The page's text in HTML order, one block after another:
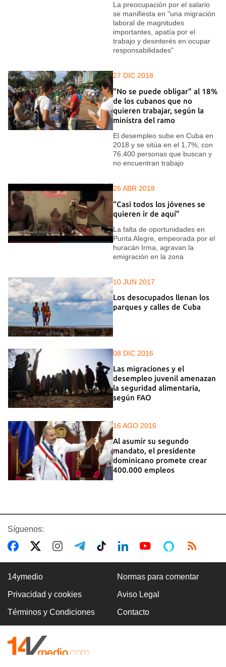
La preocupación por el salario
se manifiesta en "una migración
laboral de magnitudes
importantes, apatía por el
trabajo y desinterés en ocupar
responsabilidades"
27 DIC 2018
"No se puede obligar" al 18%
de los cubanos que no
quieren trabajar, según la
ministra del ramo
El desempleo sube en Cuba en
2018 y se sitúa en el 1,7%, con
76.400 personas que buscan y
no encuentran trabajo
26 ABR 2018
“Casi todos los jóvenes se
quieren ir de aquí”
La falta de oportunidades en
Punta Alegre, empeorada por el
huracán Irma, agravan la
emigración en la zona
10 JUN 2017
Los desocupados llenan los
parques y calles de Cuba
08 DIC 2016
Las migraciones y el
desempleo juvenil amenazan
la seguridad alimentaria,
según FAO
16 AGO 2016
Al asumir su segundo
mandato, el presidente
dominicano promete crear
400.000 empleos
Síguenos:
14ymedio Normas para comentar
Privacidad y cookies Aviso Legal
Términos y Condiciones Contacto